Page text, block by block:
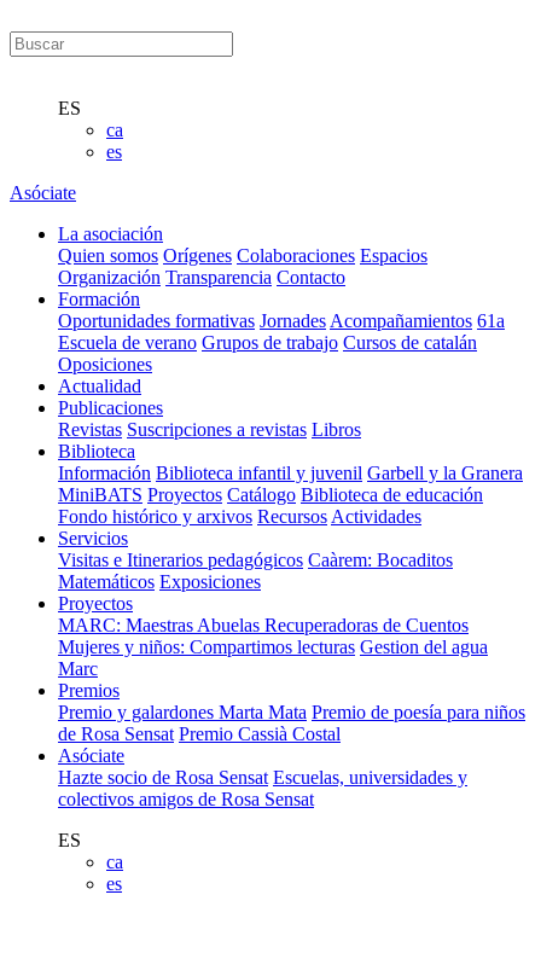
ES
ca
es
Asóciate
La asociación
Quien somos Orígenes Colaboraciones Espacios
Organización Transparencia Contacto
Formación
Oportunidades formativas Jornades Acompañamientos 61a
Escuela de verano Grupos de trabajo Cursos de catalán
Oposiciones
Actualidad
Publicaciones
Revistas Suscripciones a revistas Libros
Biblioteca
Información Biblioteca infantil y juvenil Garbell y la Granera
MiniBATS Proyectos Catálogo Biblioteca de educación
Fondo histórico y arxivos Recursos Actividades
Servicios
Visitas e Itinerarios pedagógicos Caàrem: Bocaditos
Matemáticos Exposiciones
Proyectos
MARC: Maestras Abuelas Recuperadoras de Cuentos
Mujeres y niños: Compartimos lecturas Gestion del agua
Marc
Premios
Premio y galardones Marta Mata Premio de poesía para niños
de Rosa Sensat Premio Cassià Costal
Asóciate
Hazte socio de Rosa Sensat Escuelas, universidades y
colectivos amigos de Rosa Sensat
ES
ca
es